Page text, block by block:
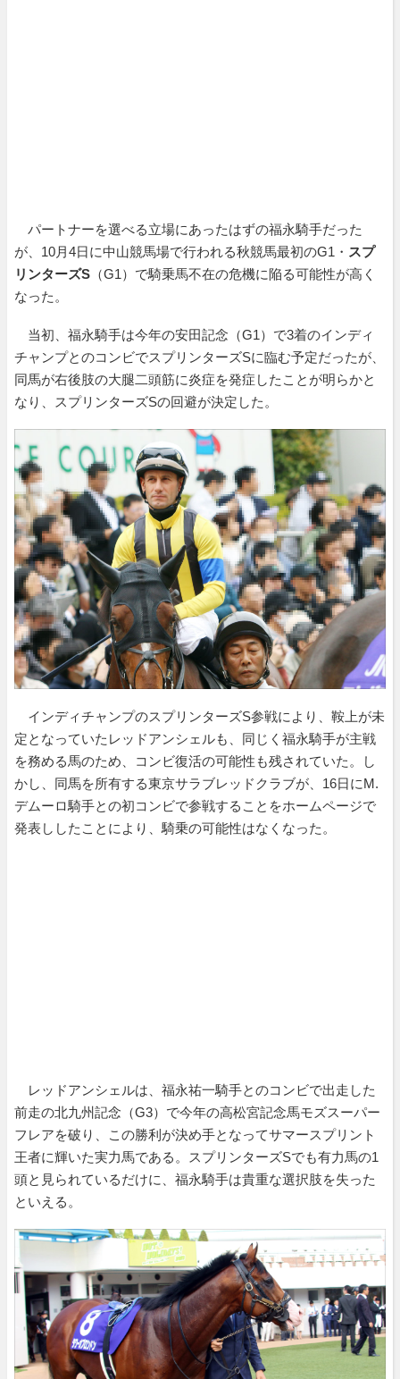
パートナーを選べる立場にあったはずの福永騎手だった
が、10月4日に中山競馬場で行われる秋競馬最初のG1・ スプ
リンターズS （G1）で騎乗馬不在の危機に陥る可能性が高く
なった。
当初、福永騎手は今年の安田記念（G1）で3着のインディ
チャンプとのコンビでスプリンターズSに臨む予定だったが、
同馬が右後肢の大腿二頭筋に炎症を発症したことが明らかと
なり、スプリンターズSの回避が決定した。
インディチャンプのスプリンターズS参戦により、鞍上が未
定となっていたレッドアンシェルも、同じく福永騎手が主戦
を務める馬のため、コンビ復活の可能性も残されていた。し
かし、同馬を所有する東京サラブレッドクラブが、16日にM.
デムーロ騎手との初コンビで参戦することをホームページで
発表ししたことにより、騎乗の可能性はなくなった。
レッドアンシェルは、福永祐一騎手とのコンビで出走した
前走の北九州記念（G3）で今年の高松宮記念馬モズスーパー
フレアを破り、この勝利が決め手となってサマースプリント
王者に輝いた実力馬である。スプリンターズSでも有力馬の1
頭と見られているだけに、福永騎手は貴重な選択肢を失った
といえる。